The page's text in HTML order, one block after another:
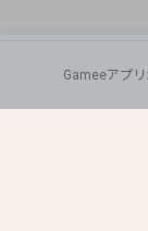
Gameeアプ